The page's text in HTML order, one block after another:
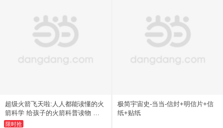
超级火箭飞天啦:人人都能读懂的火
箭科学 给孩子的火箭科普读物 让
造火箭的人做你的私人讲解员
限时抢
极简宇宙史-当当-信封+明信片+信
纸+贴纸